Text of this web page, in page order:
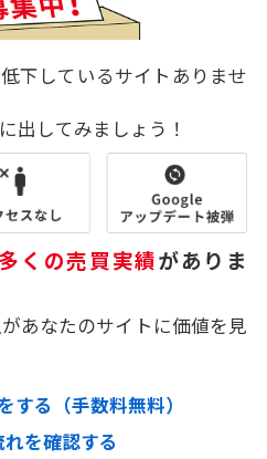
下しているサイトありませ
出してみましょう！
多くの売買実績がありま
あなたのサイトに価値を見
する（手数料無料）
を確認する